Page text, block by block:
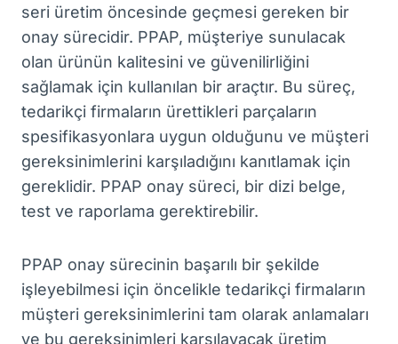
seri üretim öncesinde geçmesi gereken bir
onay sürecidir. PPAP, müşteriye sunulacak
olan ürünün kalitesini ve güvenilirliğini
sağlamak için kullanılan bir araçtır. Bu süreç,
tedarikçi firmaların ürettikleri parçaların
spesifikasyonlara uygun olduğunu ve müşteri
gereksinimlerini karşıladığını kanıtlamak için
gereklidir. PPAP onay süreci, bir dizi belge,
test ve raporlama gerektirebilir.
PPAP onay sürecinin başarılı bir şekilde
işleyebilmesi için öncelikle tedarikçi firmaların
müşteri gereksinimlerini tam olarak anlamaları
ve bu gereksinimleri karşılayacak üretim